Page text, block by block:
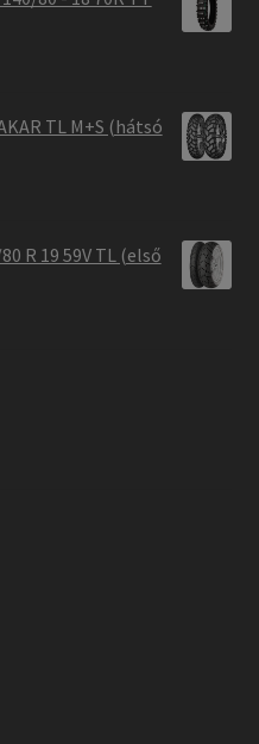
TL M+S (hátsó
R 19 59V TL (első